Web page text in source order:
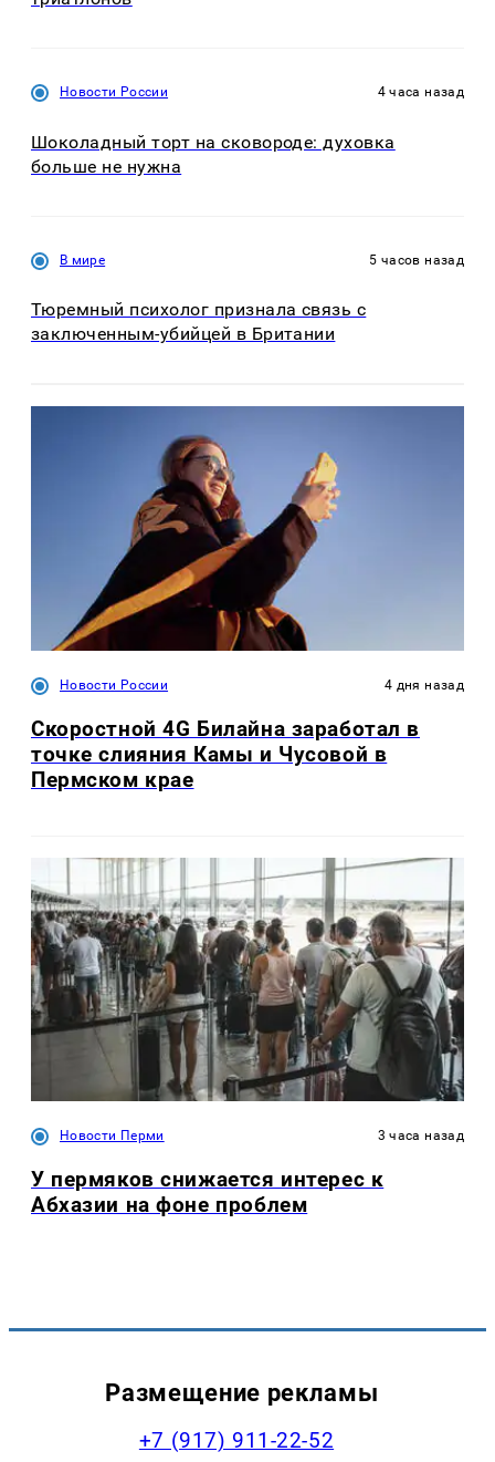
Новости России 4 часа назад
Шоколадный торт на сковороде: духовка
больше не нужна
В мире 5 часов назад
Тюремный психолог признала связь с
заключенным-убийцей в Британии
Новости России 4 дня назад
Скоростной 4G Билайна заработал в
точке слияния Камы и Чусовой в
Пермском крае
Новости Перми 3 часа назад
У пермяков снижается интерес к
Абхазии на фоне проблем
Размещение рекламы
+7 (917) 911-22-52